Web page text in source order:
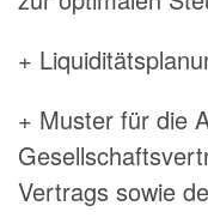
+
+ Muster für die
Vertrags sowie